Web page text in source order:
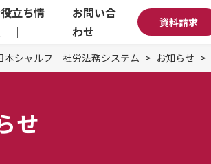
立ち情
｜
お問い合
わせ
資料請求
本シャルフ｜社労法務システム お知らせ
せ